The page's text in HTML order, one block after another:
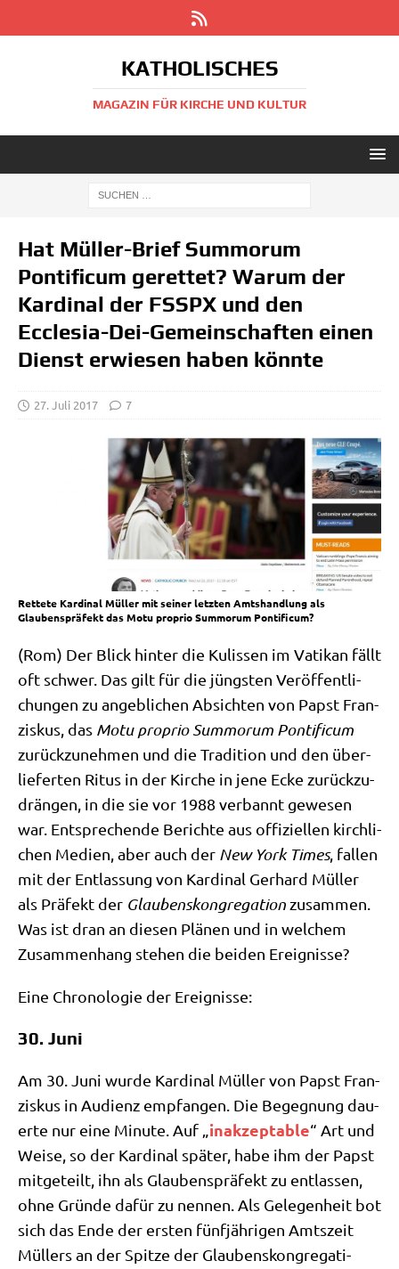
KATHOLISCHES
MAGAZIN FÜR KIRCHE UND KULTUR
Hat Müller-Brief Summorum
Pontificum gerettet? Warum der
Kardinal der FSSPX und den
Ecclesia-Dei-Gemeinschaften einen
Dienst erwiesen haben könnte
27. Juli 2017 7
Rettete Kardinal Müller mit seiner letzten Amtshandlung als
Glaubenspräfekt das Motu proprio Summorum Pontificum?
(Rom) Der Blick hin­ter die Kulis­sen im Vati­kan fällt
oft schwer. Das gilt für die jüng­sten Ver­öf­fent­li­
chun­gen zu angeb­li­chen Absich­ten von Papst Fran­
zis­kus, das Motu pro­prio Sum­morum Pon­ti­fi­cum
zurück­zu­neh­men und die Tra­di­ti­on und den über­
lie­fer­ten Ritus in der Kir­che in jene Ecke zurück­zu­
drän­gen, in die sie vor 1988 ver­bannt gewe­sen
war. Ent­spre­chen­de Berich­te aus offi­zi­el­len kirch­li­
chen Medi­en, aber auch der New York Times, fal­len
mit der Ent­las­sung von Kar­di­nal Ger­hard Mül­ler
als Prä­fekt der Glau­bens­kon­gre­ga­ti­onzusam­men.
Was ist dran an die­sen Plä­nen und in wel­chem
Zusam­men­hang ste­hen die bei­den Ereignisse?
Eine Chro­no­lo­gie der Ereignisse:
30. Juni
Am 30. Juni wur­de Kar­di­nal Mül­ler von Papst Fran­
zis­kus in Audi­enz emp­fan­gen. Die Begeg­nung dau­
er­te nur eine Minu­te. Auf „inak­zep­ta­ble“ Art und
Wei­se, so der Kar­di­nal spä­ter, habe ihm der Papst
mit­ge­teilt, ihn als Glau­bens­prä­fekt zu ent­las­sen,
ohne Grün­de dafür zu nen­nen. Als Gele­gen­heit bot
sich das Ende der ersten fünf­jäh­ri­gen Amts­zeit
Mül­lers an der Spit­ze der Glau­bens­kon­gre­ga­ti­